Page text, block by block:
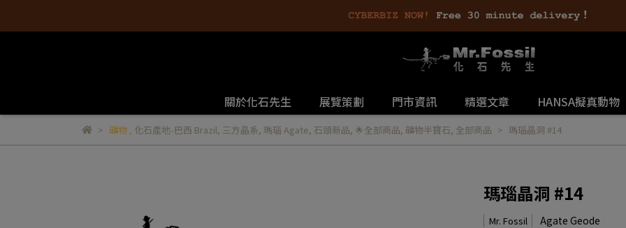
關於化石先生 展覽策劃 門市資訊 精選文章 HANSA擬真動物
礦物, 化石產地-巴西 Brazil, 三方晶系, 瑪瑙 Agate, 石頭新品, 🌟全部商品, 礦物半寶石, 全部商品 瑪瑙晶洞 #14
瑪瑙晶洞 #14
Mr. Fossil Agate Geode